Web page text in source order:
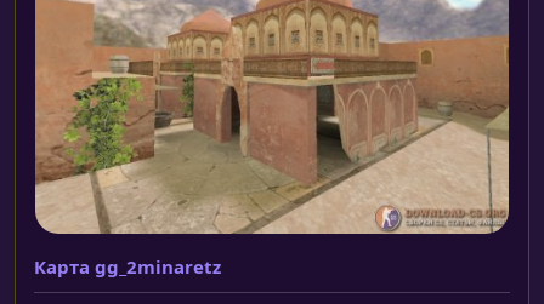
Карта gg_2minaretz